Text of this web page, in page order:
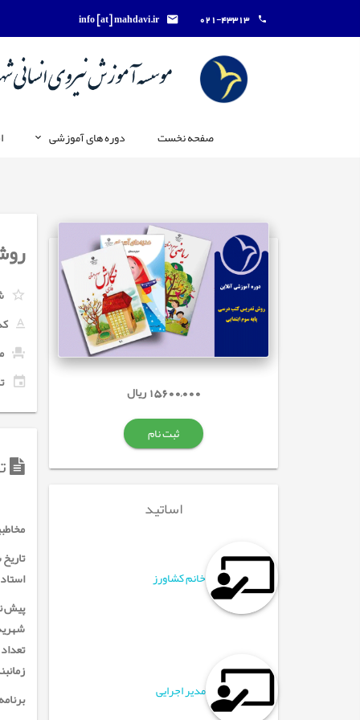
021-43313
info [at] mahdavi.ir
صفحه نخست دوره های آموزشی
15,600,000 ریال
ثبت نام
اساتید
خانم کشاورز
مدیر اجرایی
پیش